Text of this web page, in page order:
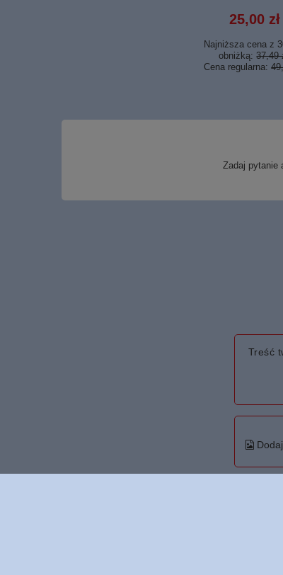
25,00 zł
Najniższa cena z
obniżką:37,49
Cena regularna:
Zadaj pytanie
Treść
Dodaj